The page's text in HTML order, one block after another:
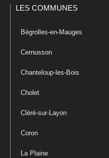
LES COMMUNES
Bégrolles-en-Mauges
Cernusson
Chanteloup-les-Bois
Cholet
Cléré-sur-Layon
Coron
La Plaine